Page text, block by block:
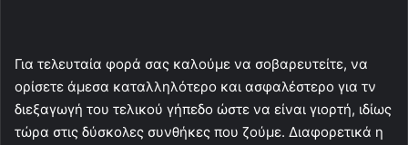
Για τελευταία φορά σας καλούμε να σοβαρευτείτε, να
ορίσετε άμεσα καταλληλότερο και ασφαλέστερο για τν
διεξαγωγή του τελικού γήπεδο ώστε να είναι γιορτή, ιδίως
τώρα στις δύσκολες συνθήκες που ζούμε. Διαφορετικά η